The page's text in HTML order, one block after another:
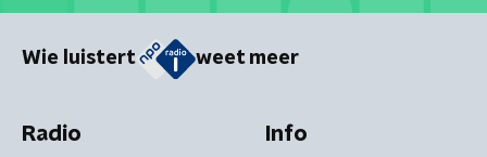
Wie luistert weet meer
Radio Info